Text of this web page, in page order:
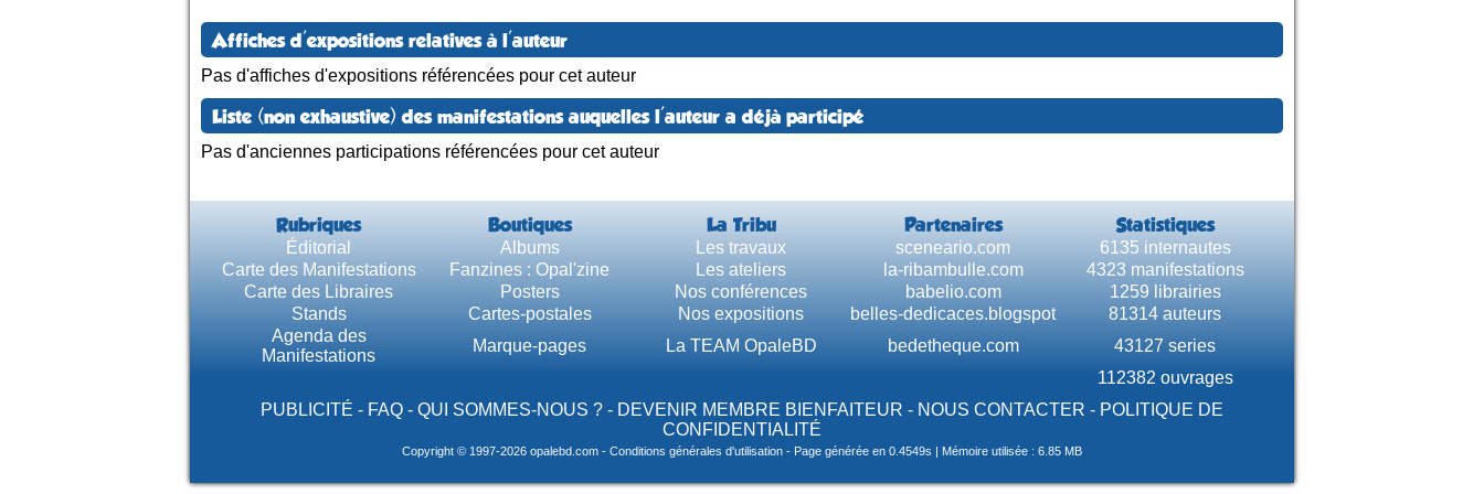
Affiches d'expositions relatives à l'auteur
Pas d'affiches d'expositions référencées pour cet auteur
Liste (non exhaustive) des manifestations auquelles l'auteur a déjà participé
Pas d'anciennes participations référencées pour cet auteur
Rubriques Boutiques La Tribu Partenaires Statistiques
Éditorial Albums Les travaux sceneario.com
6135 internautes
Carte des Manifestations
Fanzines : Opal'zine Les ateliers la-ribambulle.com
4323 manifestations
Carte des Libraires
Posters Nos conférences babelio.com
1259 librairies
Stands
Cartes-postales Nos expositions belles-dedicaces.blogspot
81314 auteurs
Agenda des
Manifestations
Marque-pages La TEAM OpaleBD bedetheque.com
43127 series
112382 ouvrages
PUBLICITÉ - FAQ - QUI SOMMES-NOUS ? - DEVENIR MEMBRE BIENFAITEUR - NOUS CONTACTER - POLITIQUE DE
CONFIDENTIALITÉ
Copyright © 1997-2026 opalebd.com - Conditions générales d'utilisation - Page générée en 0.4549s | Mémoire utilisée : 6.85 MB